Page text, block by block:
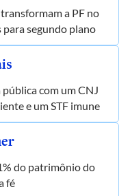
a PF no
segundo plano
com um CNJ
e um STF imune
do patrimônio do
fé